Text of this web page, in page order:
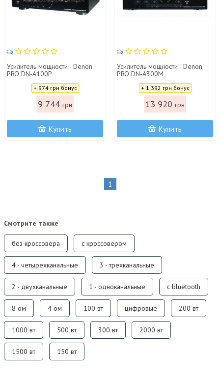
Усилитель мощности - Denon
PRO DN-A100P
+ 974 грн бонус
9 744 грн
Купить
Усилитель мощности - Denon
PRO DN-A300M
+ 1 392 грн бонус
13 920 грн
Купить
1
Смотрите также
без кроссовера с кроссовером
4 - четырехканальные 3 - трехканальные
2 - двухканальные 1 - одноканальные с bluetooth
8 ом 4 ом 100 вт цифровые 200 вт
1000 вт 500 вт 300 вт 2000 вт
1500 вт 150 вт